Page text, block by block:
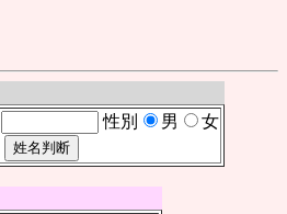
性別 男 女